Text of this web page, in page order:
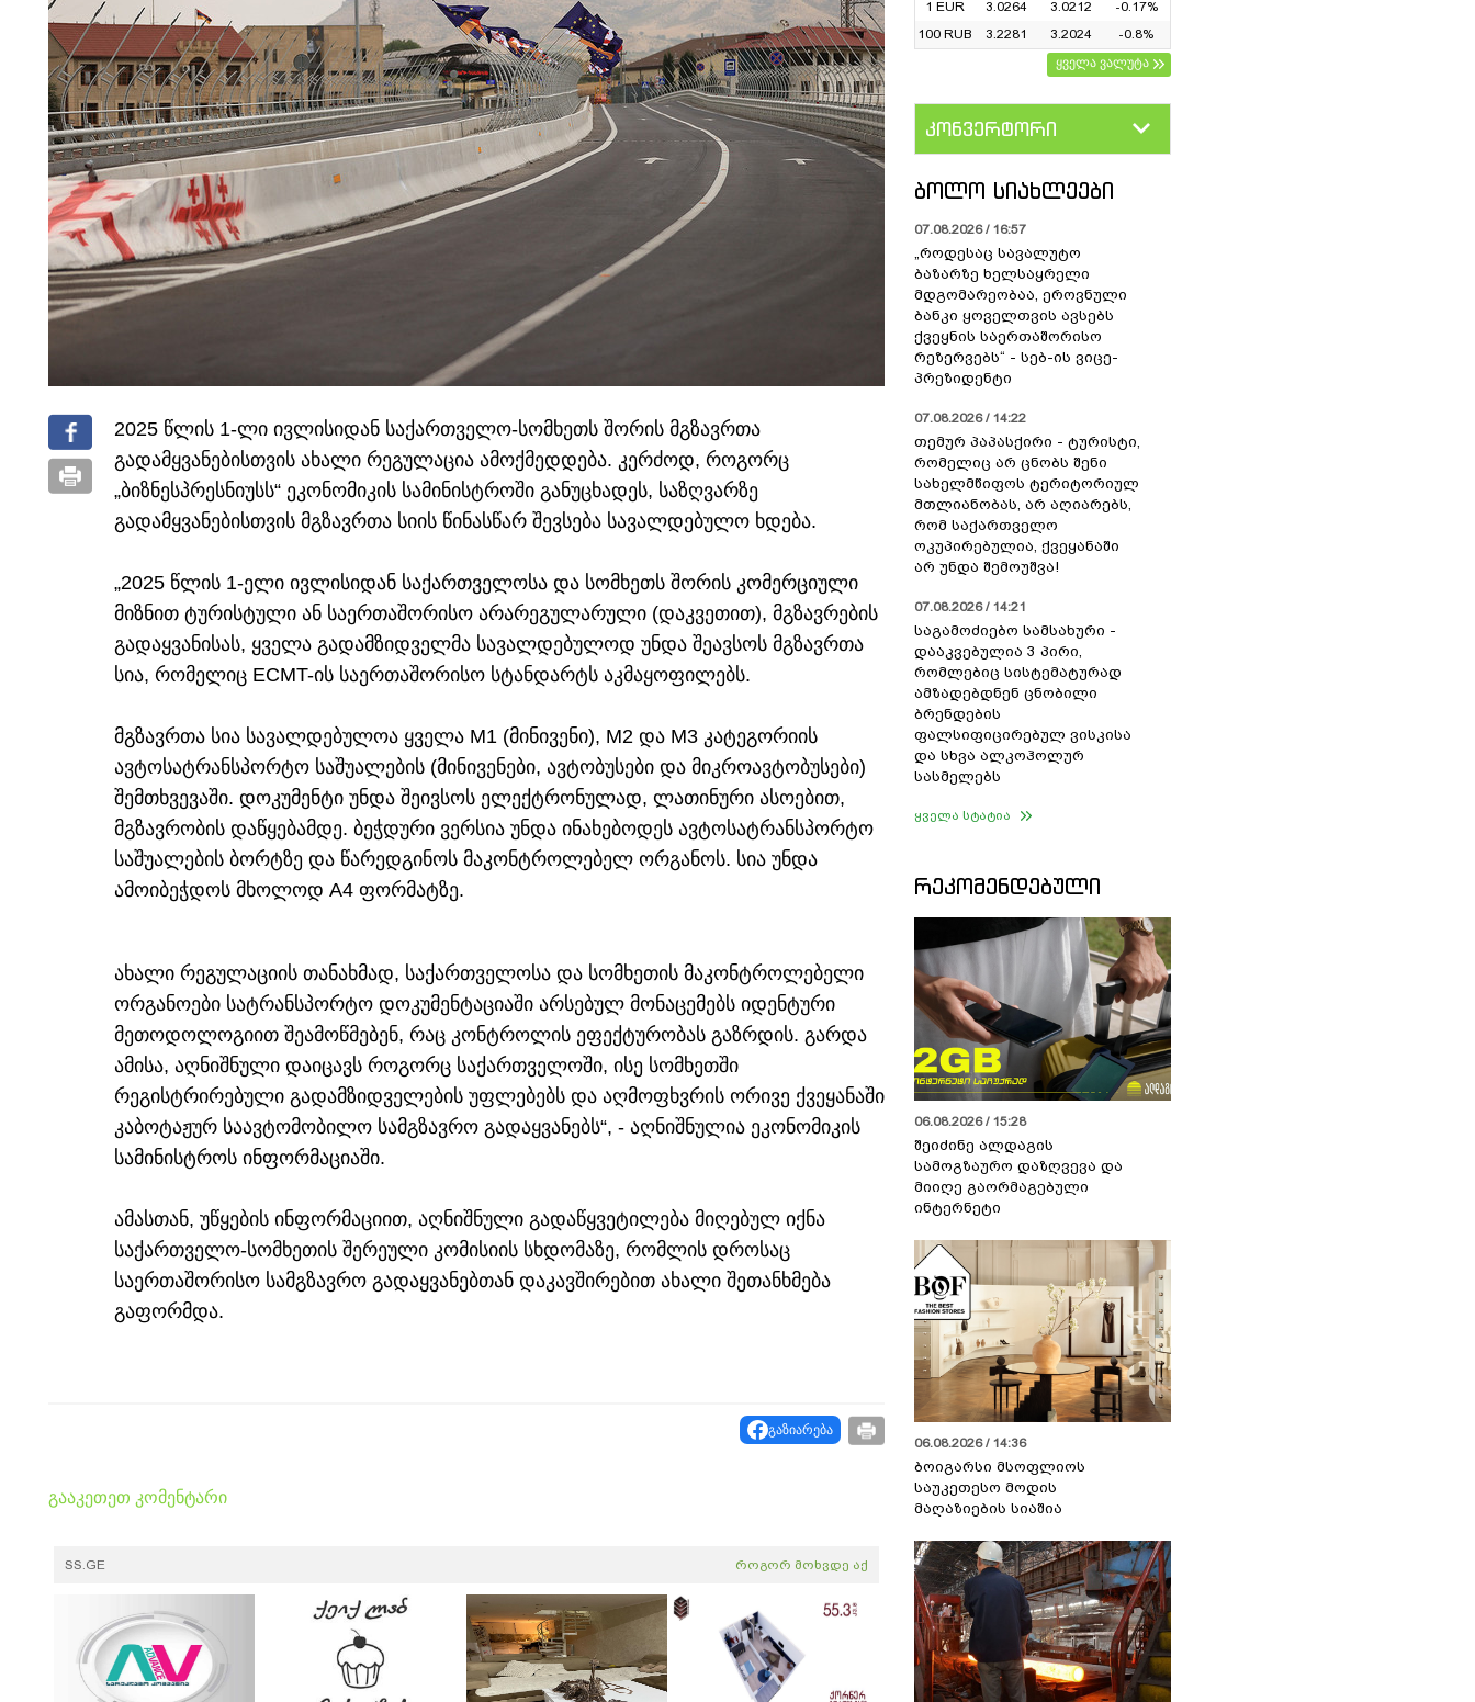
2025 წლის 1-ლი ივლისიდან საქართველო-სომხეთს შორის მგზავრთა
გადამყვანებისთვის ახალი რეგულაცია ამოქმედდება. კერძოდ, როგორც
„ბიზნესპრესნიუსს“ ეკონომიკის სამინისტროში განუცხადეს, საზღვარზე
გადამყვანებისთვის მგზავრთა სიის წინასწარ შევსება სავალდებულო ხდება.
„2025 წლის 1-ელი ივლისიდან საქართველოსა და სომხეთს შორის კომერციული
მიზნით ტურისტული ან საერთაშორისო არარეგულარული (დაკვეთით), მგზავრების
გადაყვანისას, ყველა გადამზიდველმა სავალდებულოდ უნდა შეავსოს მგზავრთა
სია, რომელიც ECMT-ის საერთაშორისო სტანდარტს აკმაყოფილებს.
მგზავრთა სია სავალდებულოა ყველა M1 (მინივენი), M2 და M3 კატეგორიის
ავტოსატრანსპორტო საშუალების (მინივენები, ავტობუსები და მიკროავტობუსები)
შემთხვევაში. დოკუმენტი უნდა შეივსოს ელექტრონულად, ლათინური ასოებით,
მგზავრობის დაწყებამდე. ბეჭდური ვერსია უნდა ინახებოდეს ავტოსატრანსპორტო
საშუალების ბორტზე და წარედგინოს მაკონტროლებელ ორგანოს. სია უნდა
ამოიბეჭდოს მხოლოდ A4 ფორმატზე.
ახალი რეგულაციის თანახმად, საქართველოსა და სომხეთის მაკონტროლებელი
ორგანოები სატრანსპორტო დოკუმენტაციაში არსებულ მონაცემებს იდენტური
მეთოდოლოგიით შეამოწმებენ, რაც კონტროლის ეფექტურობას გაზრდის. გარდა
ამისა, აღნიშნული დაიცავს როგორც საქართველოში, ისე სომხეთში
რეგისტრირებული გადამზიდველების უფლებებს და აღმოფხვრის ორივე ქვეყანაში
კაბოტაჟურ საავტომობილო სამგზავრო გადაყვანებს“, - აღნიშნულია ეკონომიკის
სამინისტროს ინფორმაციაში.
ამასთან, უწყების ინფორმაციით, აღნიშნული გადაწყვეტილება მიღებულ იქნა
საქართველო-სომხეთის შერეული კომისიის სხდომაზე, რომლის დროსაც
საერთაშორისო სამგზავრო გადაყვანებთან დაკავშირებით ახალი შეთანხმება
გაფორმდა.
გაზიარება
გააკეთეთ კომენტარი
SS.GE როგორ მოხვდე აქ
1 EUR
3.0264 3.0212
-0.17%
100 RUB
3.2281 3.2024
-0.8%
ყველა ვალუტა
კონვერტორი
ᲑᲝᲚᲝ ᲡᲘᲐᲮᲚᲔᲔᲑᲘ
07.08.2026 / 16:57
„როდესაც სავალუტო
ბაზარზე ხელსაყრელი
მდგომარეობაა, ეროვნული
ბანკი ყოველთვის ავსებს
ქვეყნის საერთაშორისო
რეზერვებს“ - სებ-ის ვიცე-
პრეზიდენტი
07.08.2026 / 14:22
თემურ პაპასქირი - ტურისტი,
რომელიც არ ცნობს შენი
სახელმწიფოს ტერიტორიულ
მთლიანობას, არ აღიარებს,
რომ საქართველო
ოკუპირებულია, ქვეყანაში
არ უნდა შემოუშვა!
07.08.2026 / 14:21
საგამოძიებო სამსახური -
დააკვებულია 3 პირი,
რომლებიც სისტემატურად
ამზადებდნენ ცნობილი
ბრენდების
ფალსიფიცირებულ ვისკისა
და სხვა ალკოჰოლურ
სასმელებს
ყველა სტატია
ᲠᲔᲙᲝᲛᲔᲜᲓᲔᲑᲣᲚᲘ
06.08.2026 / 15:28
შეიძინე ალდაგის
სამოგზაურო დაზღვევა და
მიიღე გაორმაგებული
ინტერნეტი
06.08.2026 / 14:36
ბოიგარსი მსოფლიოს
საუკეთესო მოდის
მაღაზიების სიაშია